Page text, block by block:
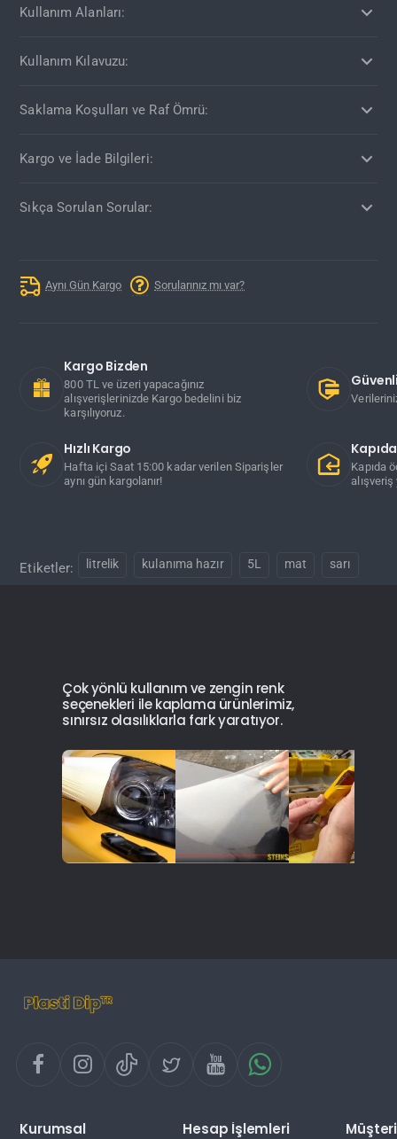
Kullanım Alanları:
Kullanım Kılavuzu:
Saklama Koşulları ve Raf Ömrü:
Kargo ve İade Bilgileri:
Sıkça Sorulan Sorular:
Aynı Gün Kargo Sorularınız mı var?
Kargo Bizden
800 TL ve üzeri yapacağınız
alışverişlerinizde Kargo bedelini biz
karşılıyoruz.
Hızlı Kargo
Hafta içi Saat 15:00 kadar verilen Siparişler
aynı gün kargolanır!
Kapıda
Etiketler: litrelik kulanıma hazır 5L mat sarı
Çok yönlü kullanım ve zengin renk
seçenekleri ile kaplama ürünlerimiz,
sınırsız olasılıklarla fark yaratıyor.
Kurumsal Hesap İşlemleri